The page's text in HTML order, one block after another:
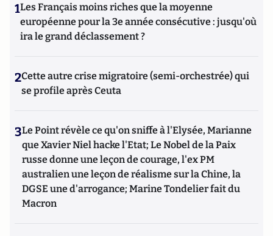
1Les Français moins riches que la moyenne
européenne pour la 3e année consécutive : jusqu'où
ira le grand déclassement ?
2Cette autre crise migratoire (semi-orchestrée) qui
se profile après Ceuta
3Le Point révèle ce qu'on sniffe à l'Elysée, Marianne
que Xavier Niel hacke l'Etat; Le Nobel de la Paix
russe donne une leçon de courage, l'ex PM
australien une leçon de réalisme sur la Chine, la
DGSE une d'arrogance; Marine Tondelier fait du
Macron